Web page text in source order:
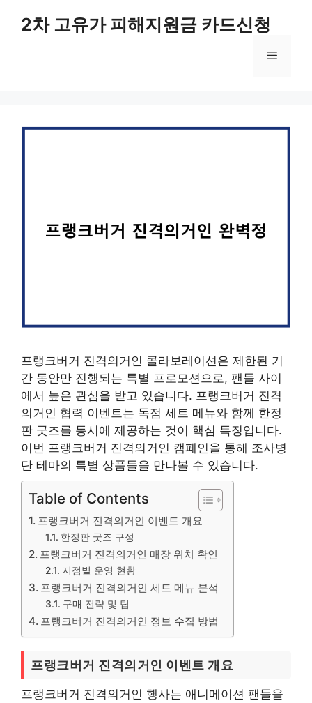
2차 고유가 피해지원금 카드신청
메
프랭크버거 진격의거인 콜라보레이션은 제한된 기
간 동안만 진행되는 특별 프로모션으로, 팬들 사이
에서 높은 관심을 받고 있습니다. 프랭크버거 진격
의거인 협력 이벤트는 독점 세트 메뉴와 함께 한정
판 굿즈를 동시에 제공하는 것이 핵심 특징입니다.
이번 프랭크버거 진격의거인 캠페인을 통해 조사병
단 테마의 특별 상품들을 만나볼 수 있습니다.
Table of Contents
프랭크버거 진격의거인 이벤트 개요
한정판 굿즈 구성
프랭크버거 진격의거인 매장 위치 확인
지점별 운영 현황
프랭크버거 진격의거인 세트 메뉴 분석
구매 전략 및 팁
프랭크버거 진격의거인 정보 수집 방법
프랭크버거 진격의거인 이벤트 개요
프랭크버거 진격의거인 행사는 애니메이션 팬들을